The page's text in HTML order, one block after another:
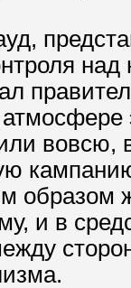
вовсю,
образом
и в